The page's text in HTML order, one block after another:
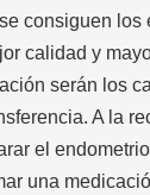
consiguen los
calidad y
serán los
A la
el
una